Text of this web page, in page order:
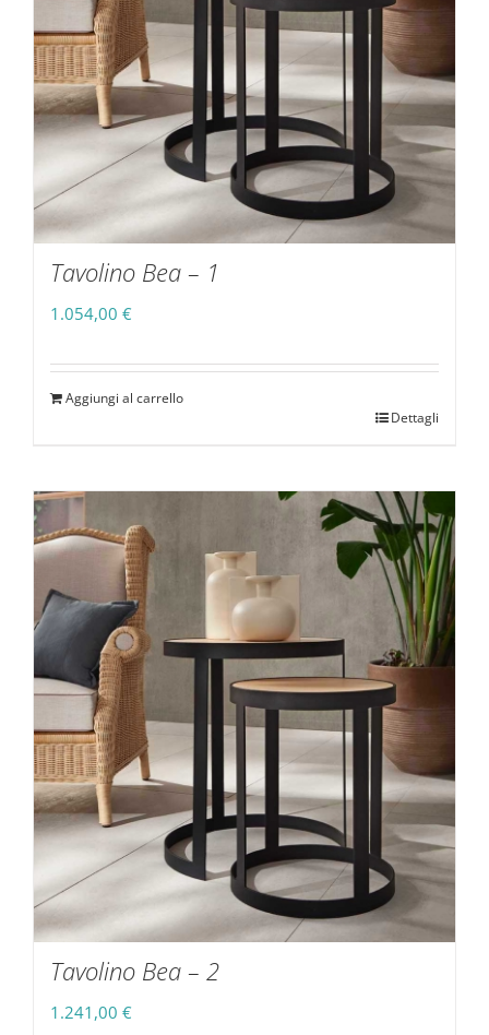
Tavolino Bea – 1
1.054,00 €
Aggiungi al carrello
Dettagli
Tavolino Bea – 2
1.241,00 €